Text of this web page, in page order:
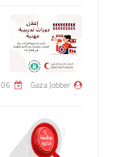
Gaza Jobber 06 نوفمبر 2025